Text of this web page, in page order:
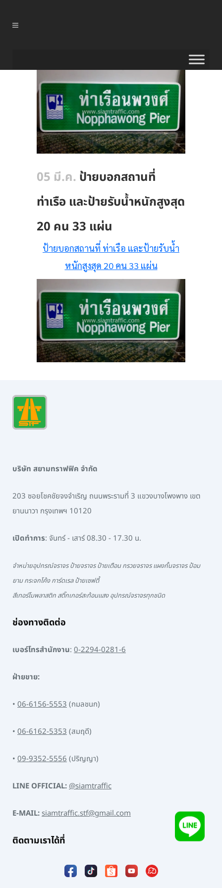
05 มี.ค. ป้ายบอกสถานที่
ท่าเรือ และป้ายรับน้ำหนักสูงสุด
20 คน 33 แผ่น
ป้ายบอกสถานที่ ท่าเรือ และป้ายรับน้ำ
หนักสูงสุด 20 คน 33 แผ่น
บริษัท สยามทราฟฟิค จำกัด
203 ซอยโชคชัยจงจำเริญ ถนนพระรามที่ 3 แขวงบางโพงพาง เขต
ยานนาวา กรุงเทพฯ 10120
เปิดทำการ: จันทร์ - เสาร์ 08.30 - 17.30 น.
จำหน่ายอุปกรณ์จราจร ป้ายจราจร ป้ายเตือน กรวยจราจร แผงกั้นจราจร ป้อม
ยาม กระจกโค้ง การ์ดเรล ป้ายเซฟตี้
สีเทอร์โมพลาสติก สติ๊กเกอร์สะท้อนแสง อุปกรณ์จราจรทุกชนิด
ช่องทางติดต่อ
เบอร์โทรสำนักงาน: 0-2294-0281-6
ฝ่ายขาย:
• 06-6156-5553(กมลชนก)
• 06-6162-5353(สมฤดี)
• 09-9352-5556(ปริญญา)
LINE OFFICIAL:@siamtraffic
E-MAIL:siamtraffic.stf@gmail.com
ติดตามเราได้ที่